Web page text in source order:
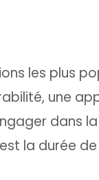
les plus
une
dans
la durée